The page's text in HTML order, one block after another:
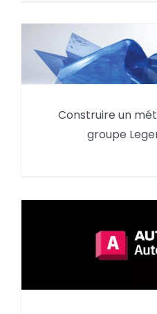
Construire un
Construire un
groupe